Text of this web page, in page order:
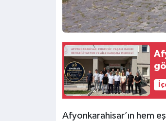
Afyonkarahisar’ın hem